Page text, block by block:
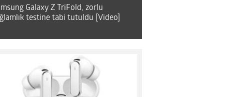
Galaxy Z TriFold, zorlu
testine tabi tutuldu [Video]